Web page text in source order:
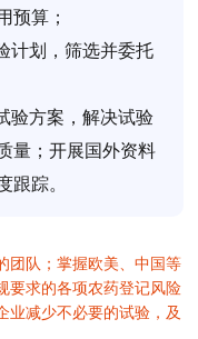
预算；
计划，筛选并委托
验方案，解决试验
量；开展国外资料
踪。
团队；掌握欧美、中国等
要求的各项农药登记风险
业减少不必要的试验，及